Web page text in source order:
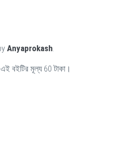
Anyaprokash.
বইটির মূল্য 60 টাকা।